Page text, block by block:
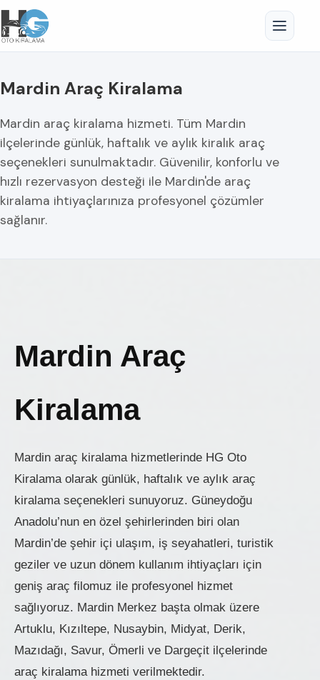
Mardin Araç Kiralama
Mardin araç kiralama hizmeti. Tüm Mardin
ilçelerinde günlük, haftalık ve aylık kiralık araç
seçenekleri sunulmaktadır. Güvenilir, konforlu ve
hızlı rezervasyon desteği ile Mardin'de araç
kiralama ihtiyaçlarınıza profesyonel çözümler
sağlanır.
Mardin Araç
Kiralama
Mardin araç kiralama hizmetlerinde HG Oto
Kiralama olarak günlük, haftalık ve aylık araç
kiralama seçenekleri sunuyoruz. Güneydoğu
Anadolu’nun en özel şehirlerinden biri olan
Mardin’de şehir içi ulaşım, iş seyahatleri, turistik
geziler ve uzun dönem kullanım ihtiyaçları için
geniş araç filomuz ile profesyonel hizmet
sağlıyoruz. Mardin Merkez başta olmak üzere
Artuklu, Kızıltepe, Nusaybin, Midyat, Derik,
Mazıdağı, Savur, Ömerli ve Dargeçit ilçelerinde
araç kiralama hizmeti verilmektedir.